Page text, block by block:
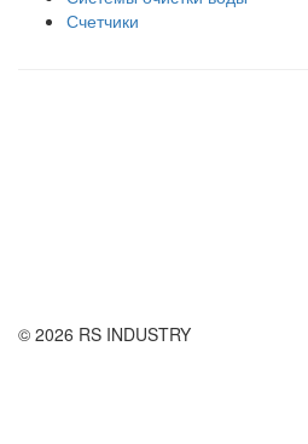
Счетчики
© 2026 RS INDUSTRY